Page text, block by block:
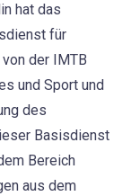
hat das
für
der IMTB
und Sport und
des
Basisdienst
Bereich
aus dem